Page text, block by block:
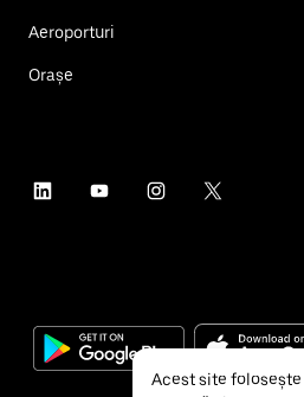
Aeroporturi
Orașe
Acest site